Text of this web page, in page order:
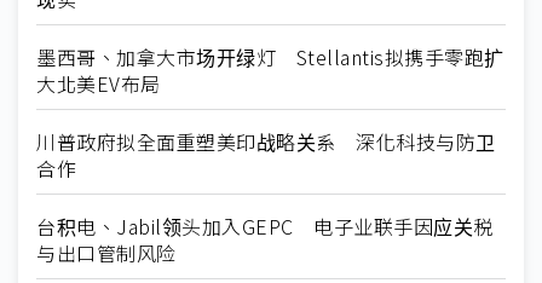
墨西哥、加拿大市场开绿灯 Stellantis拟携手零跑扩
大北美EV布局
川普政府拟全面重塑美印战略关系 深化科技与防卫
合作
台积电、Jabil领头加入GEPC 电子业联手因应关税
与出口管制风险